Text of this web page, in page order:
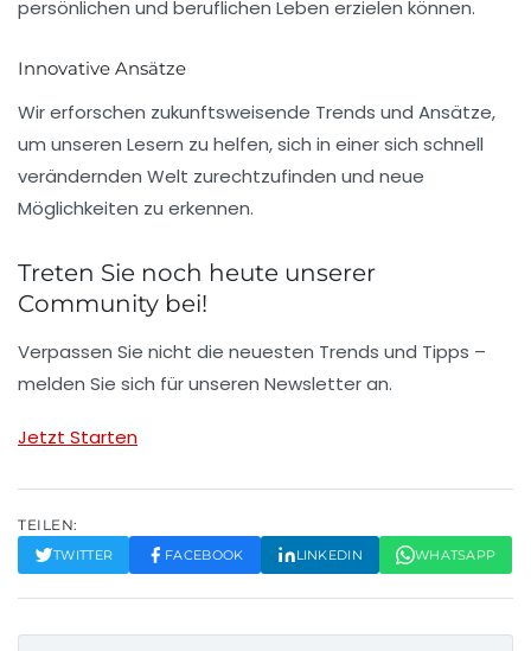
persönlichen und beruflichen Leben erzielen können.
Innovative Ansätze
Wir erforschen zukunftsweisende Trends und Ansätze,
um unseren Lesern zu helfen, sich in einer sich schnell
verändernden Welt zurechtzufinden und neue
Möglichkeiten zu erkennen.
Treten Sie noch heute unserer
Community bei!
Verpassen Sie nicht die neuesten Trends und Tipps –
melden Sie sich für unseren Newsletter an.
Jetzt Starten
TEILEN:
TWITTER FACEBOOK LINKEDIN WHATSAPP